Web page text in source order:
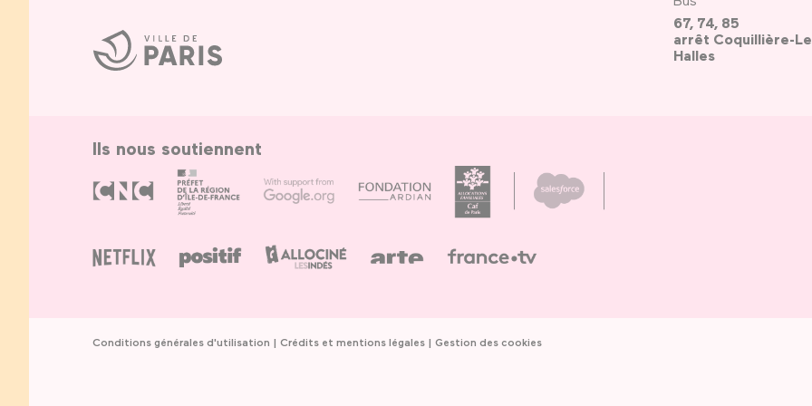
Ville
de
Paris
67, 74, 85
arrêt Coquillière-
Halles
Ils nous soutiennent
Conditions générales d'utilisation Crédits et mentions légales Gestion des cookies